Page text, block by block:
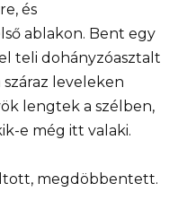
és
ablakon. Bent egy
teli dohányzóasztalt
leveleken
lengtek a szélben,
e még itt valaki.
megdöbbentett.